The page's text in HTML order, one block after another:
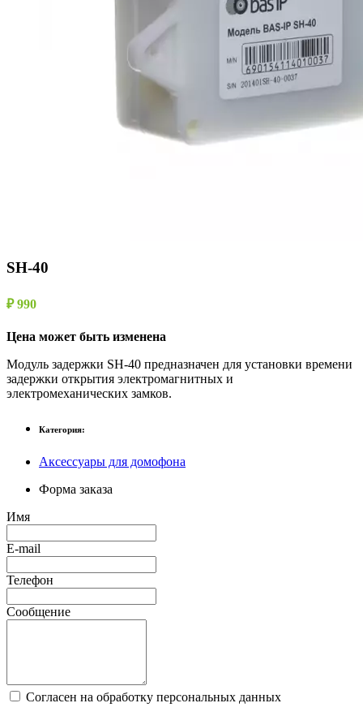
SH-40
₽ 990
Цена может быть изменена
Модуль задержки SH-40 предназначен для установки времени
задержки открытия электромагнитных и
электромеханических замков.
Категория:
Аксессуары для домофона
Форма заказа
Имя
E-mail
Телефон
Сообщение
Согласен на обработку персональных данных